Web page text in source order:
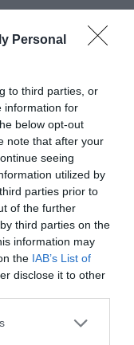
Personal
to third parties, or
information for
below opt-out
note that after your
seeing
utilized by
parties prior to
of the further
third parties on the
information may
the IAB’s List of
disclose it to other
or more Google
vizsgálatok szerint